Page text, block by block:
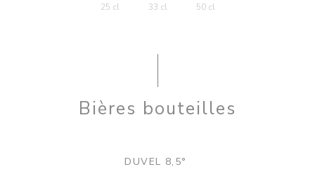
25 cl 33 cl 50 cl
Bières bouteilles
DUVEL 8,5°